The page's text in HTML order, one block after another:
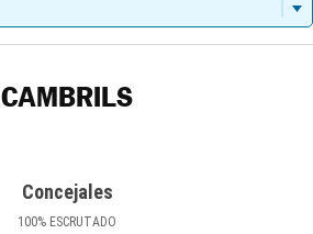
CAMBRILS
Concejales
100% ESCRUTADO